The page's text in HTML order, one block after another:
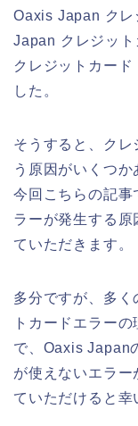
Oaxis Japan ク
Japan クレジッ
クレジットカー
した。
そうすると、クレ
う原因がいくつか
今回こちらの記
ラーが発生する
ていただきます。
多分ですが、多く
トカードエラー
で、Oaxis Japan
が使えないエラー
ていただけると幸